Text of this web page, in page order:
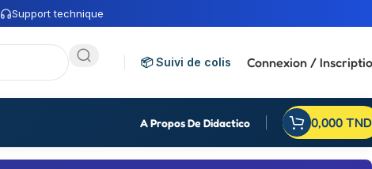
Support technique
📦 Suivi de colis Connexion /
A Propos De Didactico 0,000 TND